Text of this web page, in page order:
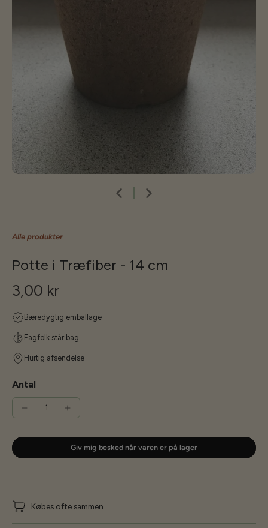
Alle produkter
Potte i Træfiber - 14 cm
3,00 kr
Bæredygtig emballage
Fagfolk står bag
Hurtig afsendelse
Antal
Giv mig besked når varen er på lager
Købes ofte sammen